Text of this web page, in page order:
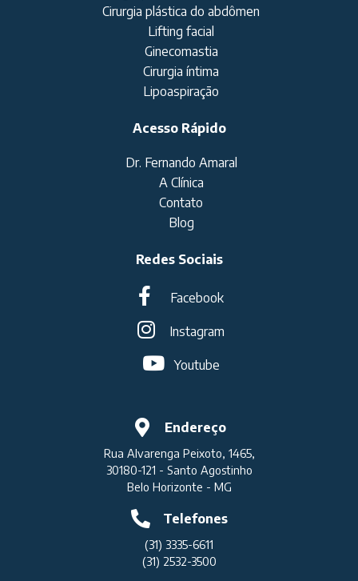
Cirurgia plástica do abdômen
Lifting facial
Ginecomastia
Cirurgia íntima
Lipoaspiração
Acesso Rápido
Dr. Fernando Amaral
A Clínica
Contato
Blog
Redes Sociais
Facebook
Instagram
Youtube
Endereço
Rua Alvarenga Peixoto, 1465,
30180-121 - Santo Agostinho
Belo Horizonte - MG
Telefones
(31) 3335-6611
(31) 2532-3500